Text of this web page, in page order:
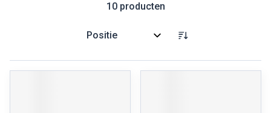
10producten
Sorteer op: